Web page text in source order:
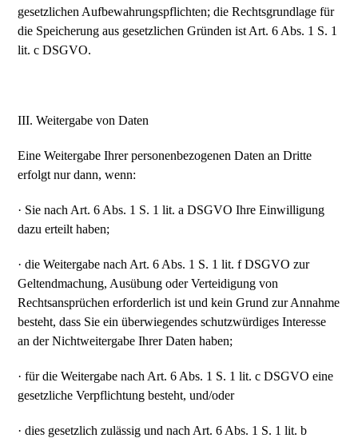
gesetzlichen Aufbewahrungspflichten; die Rechtsgrundlage für
die Speicherung aus gesetzlichen Gründen ist Art. 6 Abs. 1 S. 1
lit. c DSGVO.
III. Weitergabe von Daten
Eine Weitergabe Ihrer personenbezogenen Daten an Dritte
erfolgt nur dann, wenn:
· Sie nach Art. 6 Abs. 1 S. 1 lit. a DSGVO Ihre Einwilligung
dazu erteilt haben;
· die Weitergabe nach Art. 6 Abs. 1 S. 1 lit. f DSGVO zur
Geltendmachung, Ausübung oder Verteidigung von
Rechtsansprüchen erforderlich ist und kein Grund zur Annahme
besteht, dass Sie ein überwiegendes schutzwürdiges Interesse
an der Nichtweitergabe Ihrer Daten haben;
· für die Weitergabe nach Art. 6 Abs. 1 S. 1 lit. c DSGVO eine
gesetzliche Verpflichtung besteht, und/oder
· dies gesetzlich zulässig und nach Art. 6 Abs. 1 S. 1 lit. b